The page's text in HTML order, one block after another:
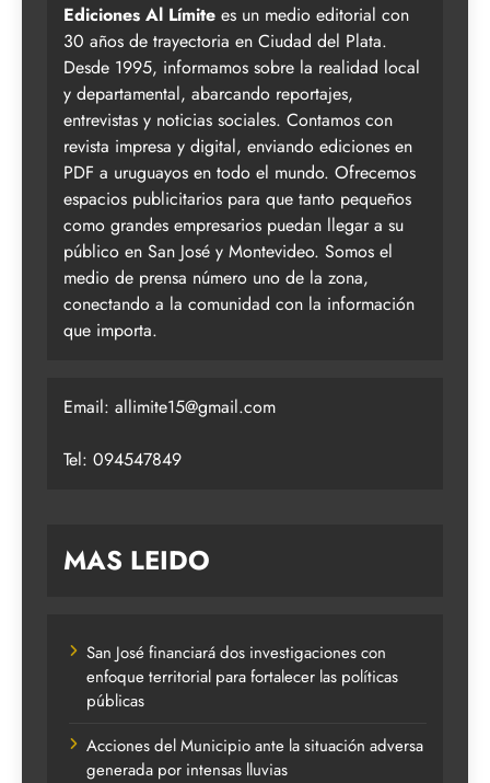
Ediciones Al Límite es un medio editorial con
30 años de trayectoria en Ciudad del Plata.
Desde 1995, informamos sobre la realidad local
y departamental, abarcando reportajes,
entrevistas y noticias sociales. Contamos con
revista impresa y digital, enviando ediciones en
PDF a uruguayos en todo el mundo. Ofrecemos
espacios publicitarios para que tanto pequeños
como grandes empresarios puedan llegar a su
público en San José y Montevideo. Somos el
medio de prensa número uno de la zona,
conectando a la comunidad con la información
que importa.
Email: allimite15@gmail.com
Tel: 094547849
MAS LEIDO
San José financiará dos investigaciones con
enfoque territorial para fortalecer las políticas
públicas
Acciones del Municipio ante la situación adversa
generada por intensas lluvias